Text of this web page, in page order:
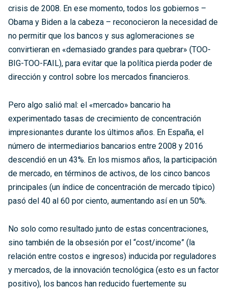
crisis de 2008. En ese momento, todos los gobiernos –
Obama y Biden a la cabeza – reconocieron la necesidad de
no permitir que los bancos y sus aglomeraciones se
convirtieran en «demasiado grandes para quebrar» (TOO-
BIG-TOO-FAIL), para evitar que la política pierda poder de
dirección y control sobre los mercados financieros.
Pero algo salió mal: el «mercado» bancario ha
experimentado tasas de crecimiento de concentración
impresionantes durante los últimos años. En España, el
número de intermediarios bancarios entre 2008 y 2016
descendió en un 43%. En los mismos años, la participación
de mercado, en términos de activos, de los cinco bancos
principales (un índice de concentración de mercado típico)
pasó del 40 al 60 por ciento, aumentando así en un 50%.
No solo como resultado junto de estas concentraciones,
sino también de la obsesión por el “cost/income” (la
relación entre costos e ingresos) inducida por reguladores
y mercados, de la innovación tecnológica (esto es un factor
positivo), los bancos han reducido fuertemente su